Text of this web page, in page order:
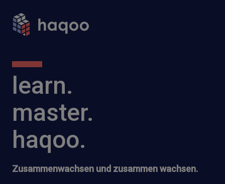
learn.
master.
haqoo.
Zusammenwachsen und zusammen wachsen.